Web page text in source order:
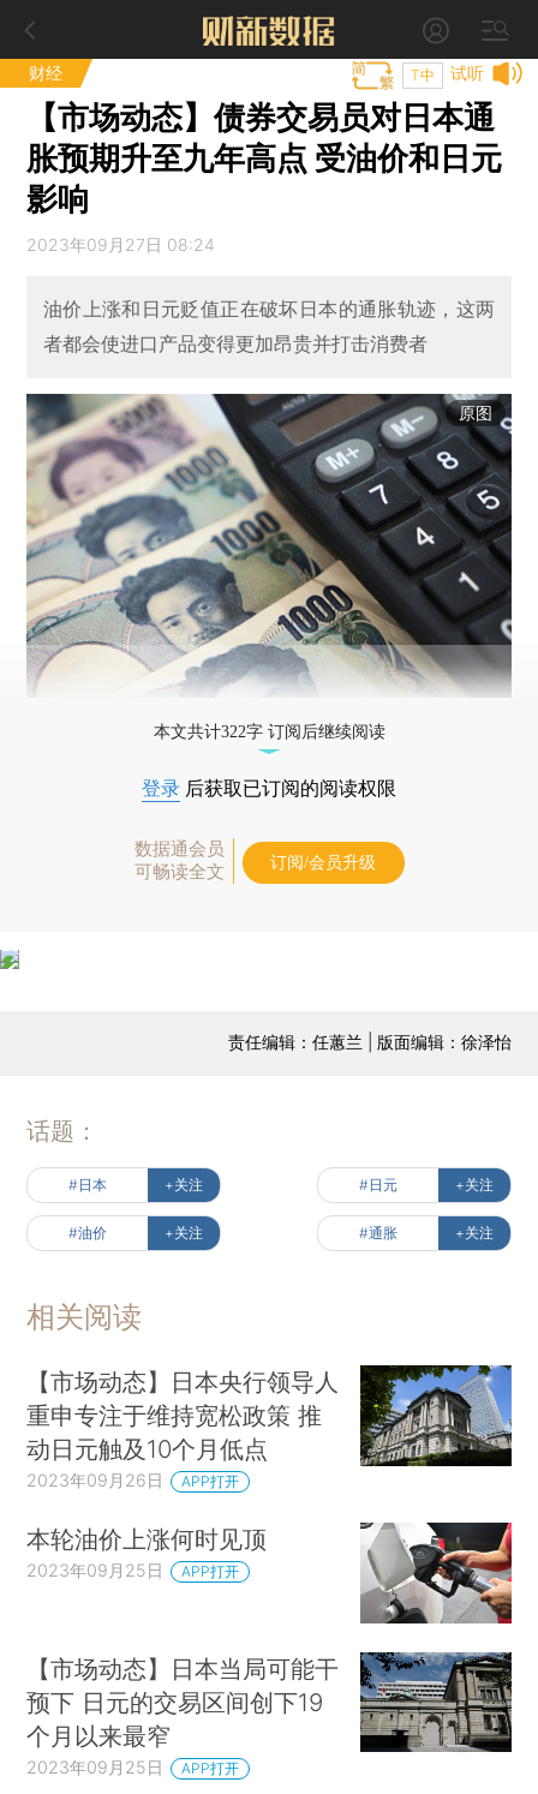
财经 试听
T中
【市场动态】债券交易员对日本通
胀预期升至九年高点 受油价和日元
影响
2023年09月27日 08:24
油价上涨和日元贬值正在破坏日本的通胀轨迹，这两
者都会使进口产品变得更加昂贵并打击消费者
原图
本文共计322字 订阅后继续阅读
登录 后获取已订阅的阅读权限
数据通会员
可畅读全文
订阅/会员升级
责任编辑：任蕙兰 | 版面编辑：徐泽怡
话题：
#日本 +关注 #日元 +关注
#油价 +关注 #通胀 +关注
相关阅读
【市场动态】日本央行领导人
重申专注于维持宽松政策 推
动日元触及10个月低点
2023年09月26日 APP打开
本轮油价上涨何时见顶
2023年09月25日 APP打开
【市场动态】日本当局可能干
预下 日元的交易区间创下19
个月以来最窄
2023年09月25日 APP打开